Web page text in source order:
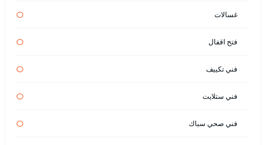
غسالات
فتح اقفال
فني تكييف
فني ستلايت
فني صحي سباك